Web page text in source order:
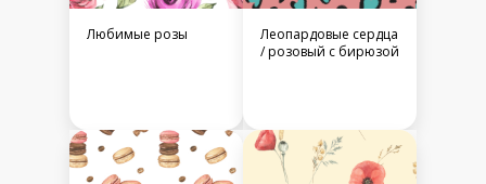
Любимые розы
Леопардовые сердца
/ розовый с бирюзой